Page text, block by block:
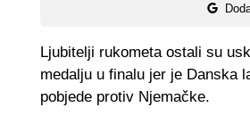
Ljubitelji rukometa ostali su
medalju u finalu jer je Danska
pobjede protiv Njemačke.